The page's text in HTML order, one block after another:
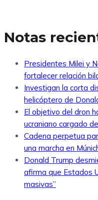
Notas
Presidentes Milei y
fortalecer relación
Investigan la corta
helicóptero de
El objetivo del dron
ucraniano cargado
Cadena perpetua
una marcha en
Donald Trump
afirma que Estados
masivas”